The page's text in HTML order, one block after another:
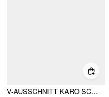
V-AUSSCHNITT KARO SCHLEIFE RÜSCHENBESATZ TANKINI-BIKINI-SET